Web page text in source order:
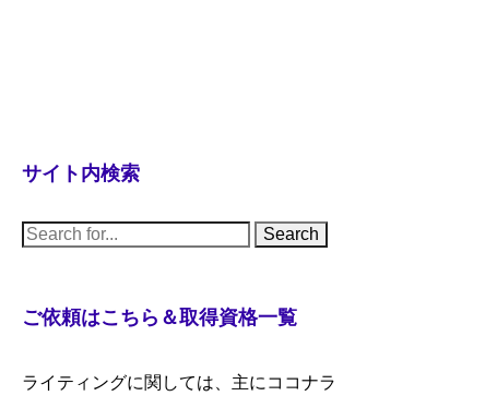
サイト内検索
S
e
h
:
ご依頼はこちら＆取得資格一覧
ライティングに関しては、主にココナラ